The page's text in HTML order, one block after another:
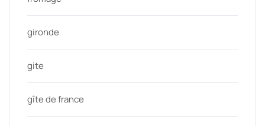
gironde
gite
gîte de france